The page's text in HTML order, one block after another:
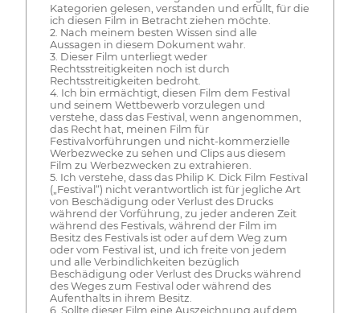
Kategorien gelesen, verstanden und erfüllt, für die
ich diesen Film in Betracht ziehen möchte.
2. Nach meinem besten Wissen sind alle
Aussagen in diesem Dokument wahr.
3. Dieser Film unterliegt weder
Rechtsstreitigkeiten noch ist durch
Rechtsstreitigkeiten bedroht.
4. Ich bin ermächtigt, diesen Film dem Festival
und seinem Wettbewerb vorzulegen und
verstehe, dass das Festival, wenn angenommen,
das Recht hat, meinen Film für
Festivalvorführungen und nicht-kommerzielle
Werbezwecke zu sehen und Clips aus diesem
Film zu Werbezwecken zu extrahieren.
5. Ich verstehe, dass das Philip K. Dick Film Festival
(„Festival“) nicht verantwortlich ist für jegliche Art
von Beschädigung oder Verlust des Drucks
während der Vorführung, zu jeder anderen Zeit
während des Festivals, während der Film im
Besitz des Festivals ist oder auf dem Weg zum
oder vom Festival ist, und ich freite von jedem
und alle Verbindlichkeiten bezüglich
Beschädigung oder Verlust des Drucks während
des Weges zum Festival oder während des
Aufenthalts in ihrem Besitz.
6. Sollte dieser Film eine Auszeichnung auf dem